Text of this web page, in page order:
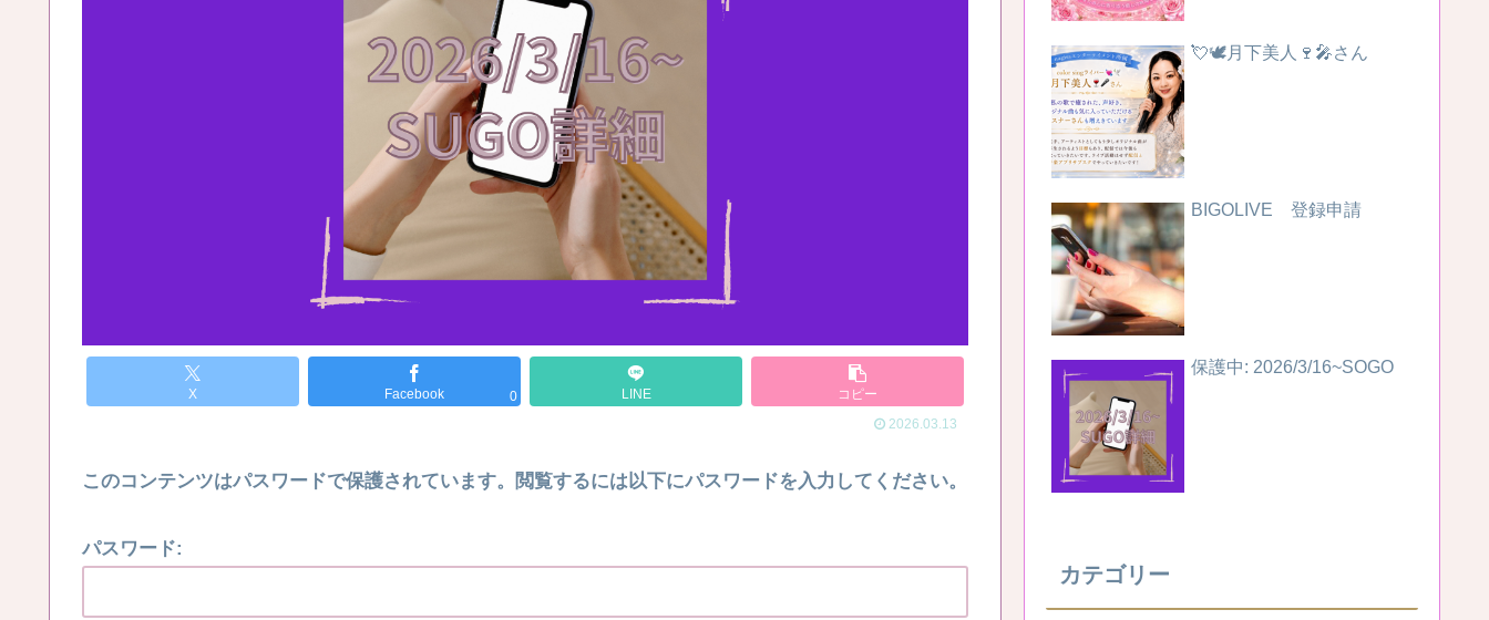
X Facebook 0 LINE
コピー
2026.03.13
このコンテンツはパスワードで保護されています。閲覧するには以下にパスワードを入力してください。
パスワード:
💘🕊️月下美人🍷🎤さん
BIGOLIVE 登録申請
保護中: 2026/3/16~SOGO
カテゴリー